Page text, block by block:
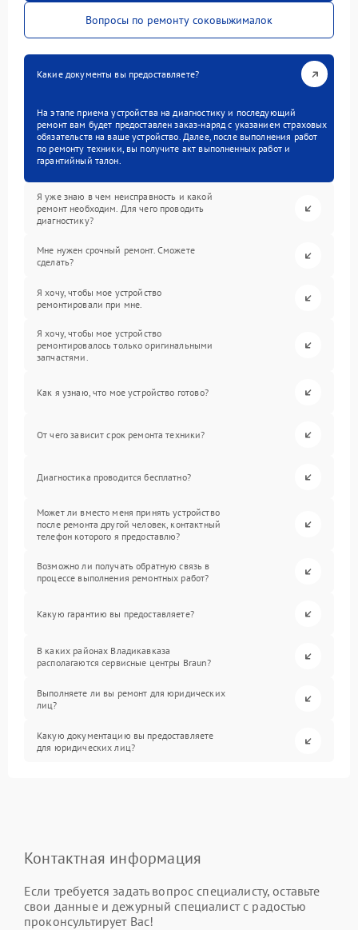
Вопросы по ремонту соковыжималок
Какие документы вы предоставляете?
На этапе приема устройства на диагностику и последующий
ремонт вам будет предоставлен заказ-наряд с указанием страховых
обязательств на ваше устройство. Далее, после выполнения работ
по ремонту техники, вы получите акт выполненных работ и
гарантийный талон.
Я уже знаю в чем неисправность и какой
ремонт необходим. Для чего проводить
диагностику?
Мне нужен срочный ремонт. Сможете
сделать?
Я хочу, чтобы мое устройство
ремонтировали при мне.
Я хочу, чтобы мое устройство
ремонтировалось только оригинальными
запчастями.
Как я узнаю, что мое устройство готово?
От чего зависит срок ремонта техники?
Диагностика проводится бесплатно?
Может ли вместо меня принять устройство
после ремонта другой человек, контактный
телефон которого я предоставлю?
Возможно ли получать обратную связь в
процессе выполнения ремонтных работ?
Какую гарантию вы предоставляете?
В каких районах Владикавказа
располагаются сервисные центры Braun?
Выполняете ли вы ремонт для юридических
лиц?
Какую документацию вы предоставляете
для юридических лиц?
Контактная информация
Если требуется задать вопрос специалисту, оставьте
свои данные и дежурный специалист с радостью
проконсультирует Вас!